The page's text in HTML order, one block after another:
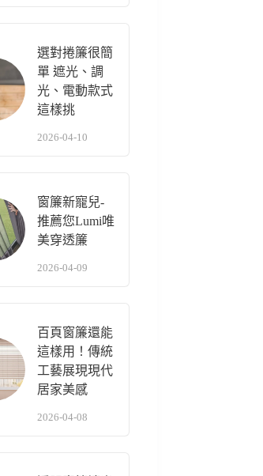
選對捲簾很簡
單 遮光、調
光、電動款式
這樣挑
2026-04-10
窗簾新寵兒-
推薦您Lumi唯
美穿透簾
2026-04-09
百頁窗簾還能
這樣用！傳統
工藝展現現代
居家美感
2026-04-08